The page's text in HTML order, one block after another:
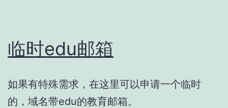
临时edu邮箱
如果有特殊需求，在这里可以申请一个临时
的，域名带edu的教育邮箱。